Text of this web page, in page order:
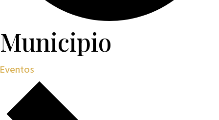
Municipio
Eventos